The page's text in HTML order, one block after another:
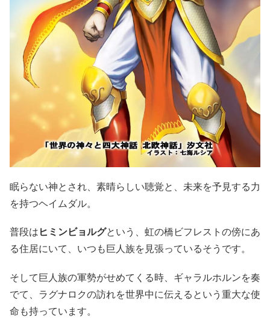
眠らない神とされ、素晴らしい聴覚と、未来を予見する力
を持つヘイムダル。
普段は ヒミンビョルグという、虹の橋ビフレストの傍にあ
る住居にいて、いつも巨人族を見張っているそうです。
そして巨人族の軍勢がせめてくる時、ギャラルホルンを奏
でて、ラグナロクの訪れを世界中に伝えるという重大な使
命も持っています。